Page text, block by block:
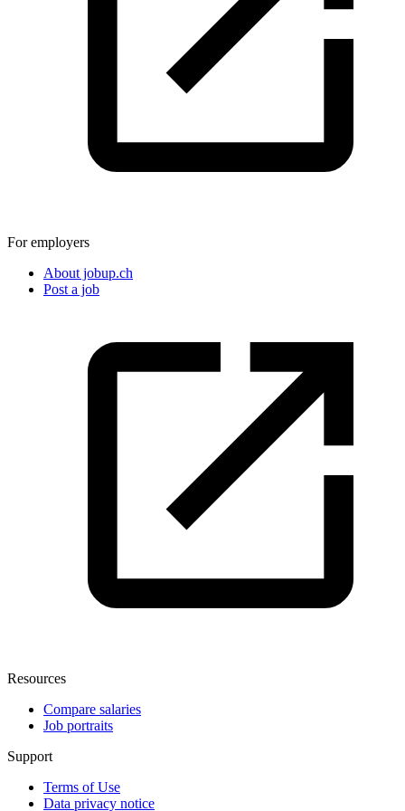
For employers
About jobup.ch
Post a job
Resources
Compare salaries
Job portraits
Support
Terms of Use
Data privacy notice